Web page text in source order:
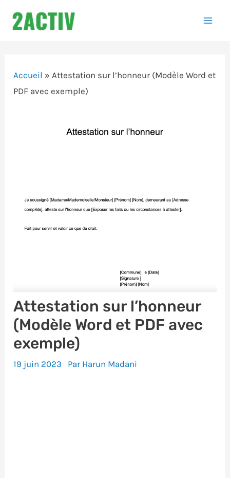
Accueil »Attestation sur l’honneur (Modèle Word et
PDF avec exemple)
Attestation sur l’honneur
(Modèle Word et PDF avec
exemple)
19 juin 2023 Par Harun Madani